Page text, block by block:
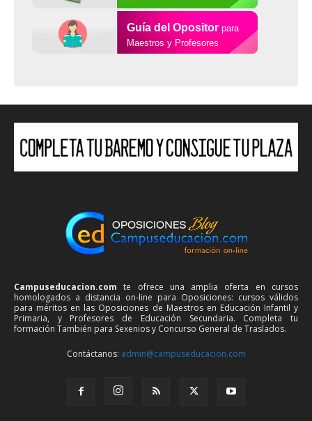
Guía del Opositor para
Maestros y Profesores
Campuseducacion.com te ofrece una amplia oferta en cursos
homologados a distancia on-line para Oposiciones: cursos válidos
para méritos en las Oposiciones de Maestros en Educación Infantil y
Primaria, y Profesores de Educación Secundaria. Completa tu
formación También para Sexenios y Concurso General de Traslados.
Contáctanos: admin@campuseducacion.com